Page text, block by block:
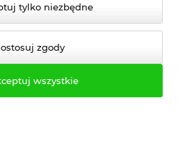
tylko niezbędne
zgody
wszystkie